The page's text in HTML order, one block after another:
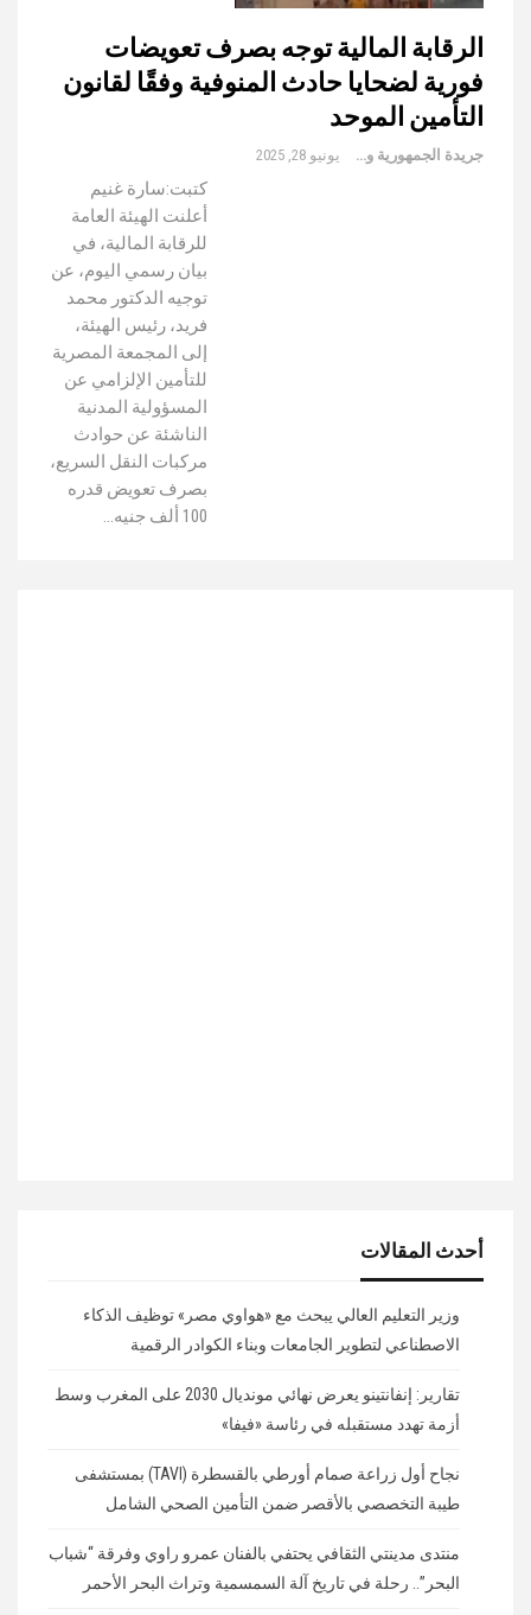
الرقابة المالية توجه بصرف تعويضات
فورية لضحايا حادث المنوفية وفقًا لقانون
التأمين الموحد
جريدة الجمهورية والعالم يونيو 28, 2025
كتبت:سارة غنيم
أعلنت الهيئة العامة
للرقابة المالية، في
بيان رسمي اليوم، عن
توجيه الدكتور محمد
فريد، رئيس الهيئة،
إلى المجمعة المصرية
للتأمين الإلزامي عن
المسؤولية المدنية
الناشئة عن حوادث
مركبات النقل السريع،
بصرف تعويض قدره
100 ألف جنيه…
أحدث المقالات
وزير التعليم العالي يبحث مع «هواوي مصر» توظيف الذكاء
الاصطناعي لتطوير الجامعات وبناء الكوادر الرقمية
تقارير: إنفانتينو يعرض نهائي مونديال 2030 على المغرب وسط
أزمة تهدد مستقبله في رئاسة «فيفا»
نجاح أول زراعة صمام أورطي بالقسطرة (TAVI) بمستشفى
طيبة التخصصي بالأقصر ضمن التأمين الصحي الشامل
منتدى مدينتي الثقافي يحتفي بالفنان عمرو راوي وفرقة “شباب
البحر”.. رحلة في تاريخ آلة السمسمية وتراث البحر الأحمر